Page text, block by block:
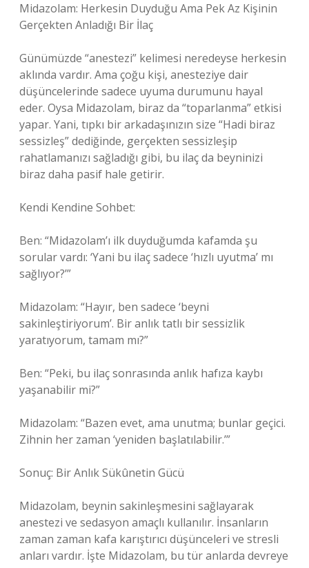
Midazolam: Herkesin Duyduğu Ama Pek Az Kişinin
Gerçekten Anladığı Bir İlaç
Günümüzde “anestezi” kelimesi neredeyse herkesin
aklında vardır. Ama çoğu kişi, anesteziye dair
düşüncelerinde sadece uyuma durumunu hayal
eder. Oysa Midazolam, biraz da “toparlanma” etkisi
yapar. Yani, tıpkı bir arkadaşınızın size “Hadi biraz
sessizleş” dediğinde, gerçekten sessizleşip
rahatlamanızı sağladığı gibi, bu ilaç da beyninizi
biraz daha pasif hale getirir.
Kendi Kendine Sohbet:
Ben: “Midazolam’ı ilk duyduğumda kafamda şu
sorular vardı: ‘Yani bu ilaç sadece ‘hızlı uyutma’ mı
sağlıyor?’”
Midazolam: “Hayır, ben sadece ‘beyni
sakinleştiriyorum’. Bir anlık tatlı bir sessizlik
yaratıyorum, tamam mı?”
Ben: “Peki, bu ilaç sonrasında anlık hafıza kaybı
yaşanabilir mi?”
Midazolam: “Bazen evet, ama unutma; bunlar geçici.
Zihnin her zaman ‘yeniden başlatılabilir.’”
Sonuç: Bir Anlık Sükûnetin Gücü
Midazolam, beynin sakinleşmesini sağlayarak
anestezi ve sedasyon amaçlı kullanılır. İnsanların
zaman zaman kafa karıştırıcı düşünceleri ve stresli
anları vardır. İşte Midazolam, bu tür anlarda devreye